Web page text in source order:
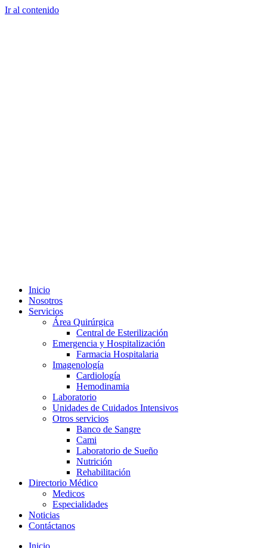
Ir al contenido
Inicio
Nosotros
Servicios
Área Quirúrgica
Central de Esterilización
Emergencia y Hospitalización
Farmacia Hospitalaria
Imagenología
Cardiología
Hemodinamia
Laboratorio
Unidades de Cuidados Intensivos
Otros servicios
Banco de Sangre
Cami
Laboratorio de Sueño
Nutrición
Rehabilitación
Directorio Médico
Medicos
Especialidades
Noticias
Contáctanos
Inicio